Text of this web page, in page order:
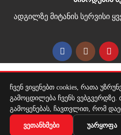
ადგილზე მიტანის სერვისი
მარტივი გადახდა
სადგამი
ჩვენ ვიყენებთ cookies, რათა
გამოცდილება ჩვენს ვებგვერდზე.
გამოყენებას, ჩავთვლით, რომ
ᲕᲔᲗᲐᲜᲮᲛᲔᲑᲘ ᲣᲐᲠᲧᲝᲤᲐ